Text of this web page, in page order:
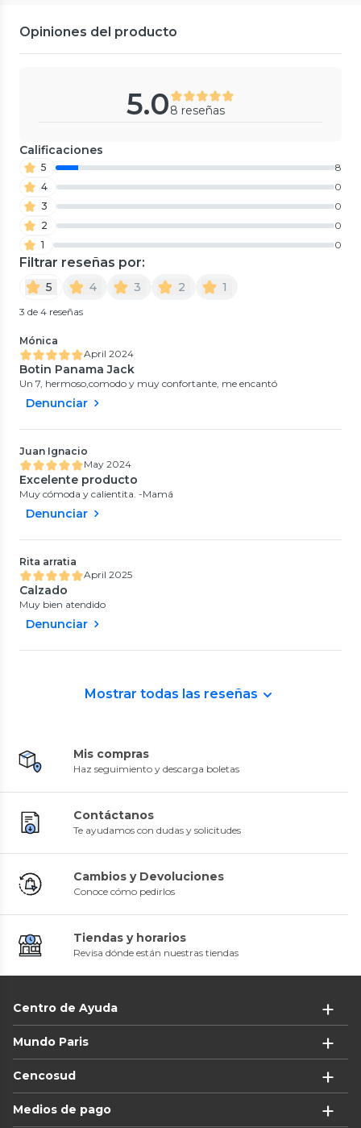
Opiniones del producto
5.08 reseñas
Calificaciones
5
8
4
0
3
0
2
0
1
0
Filtrar reseñas por:
5 4 3 2 1
3 de 4 reseñas
Mónica
April 2024
Botin Panama Jack
Un 7, hermoso,comodo y muy confortante, me encantó
Denunciar
Juan Ignacio
May 2024
Excelente producto
Muy cómoda y calientita. -Mamá
Denunciar
Rita arratia
April 2025
Calzado
Muy bien atendido
Denunciar
Mostrar todas las reseñas
Mis compras
Haz seguimiento y descarga boletas
Contáctanos
Te ayudamos con dudas y solicitudes
Cambios y Devoluciones
Conoce cómo pedirlos
Tiendas y horarios
Revisa dónde están nuestras tiendas
Centro de Ayuda
Mundo Paris
Cencosud
Medios de pago